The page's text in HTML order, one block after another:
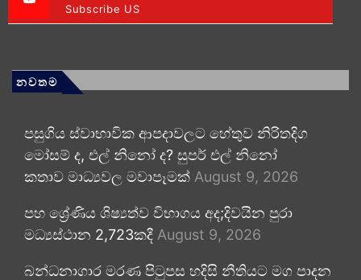
Subscribe US
නවතම
පසුගිය ස්වාභාවික ආපදාවලට හේතුව නිරිතදිග
මෝසම් ද, එල් නිනෝ ද? සුපර් එල් නිනෝ
කතාව මාධ්‍යවල මවාපෑමක් August 9, 2026
පහ ශ්‍රේණිය ශිෂ්‍යත්ව විභාගය අද;දිවයින පුරා
මධ්‍යස්ථාන 2,723කදී August 9, 2026
බන්ධනාගාර මරණ පිටුපස හදිසි නීතියට මග පාදන